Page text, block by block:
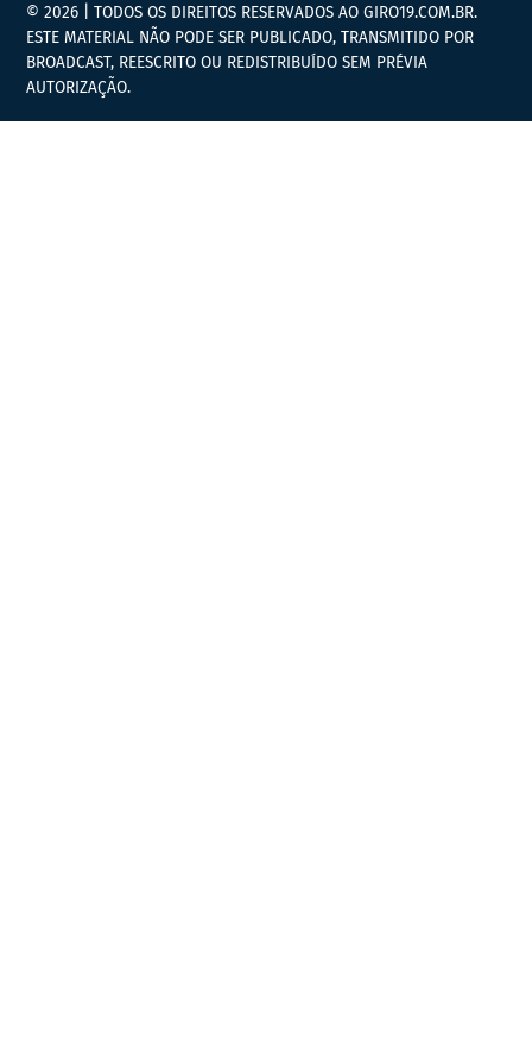
© 2026 | TODOS OS DIREITOS RESERVADOS AO GIRO19.COM.BR.
ESTE MATERIAL NÃO PODE SER PUBLICADO, TRANSMITIDO POR
BROADCAST, REESCRITO OU REDISTRIBUÍDO SEM PRÉVIA
AUTORIZAÇÃO.